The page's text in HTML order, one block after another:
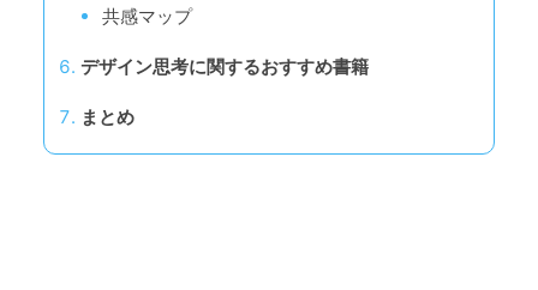
共感マップ
デザイン思考に関するおすすめ書籍
まとめ